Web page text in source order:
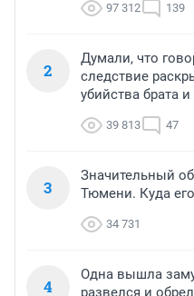
97 312 139
2
Думали, что
следствие
убийства брата
39 813 47
3
Значительный
Тюмени. Куда
34 731
4
Одна вышла
развелся и